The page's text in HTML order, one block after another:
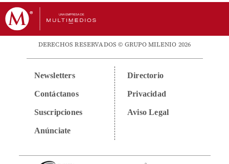
DERECHOS RESERVADOS © GRUPO MILENIO 2026
Newsletters
Contáctanos
Suscripciones
Anúnciate
Directorio
Privacidad
Aviso Legal